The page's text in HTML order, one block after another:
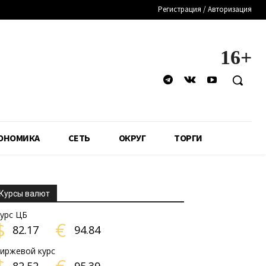
Регистрация / Авторизация
16+
СЕТЬ ОКРУГ ТОРГИ
Курсы валют
ЦБ
82.17 € 94.84
курс